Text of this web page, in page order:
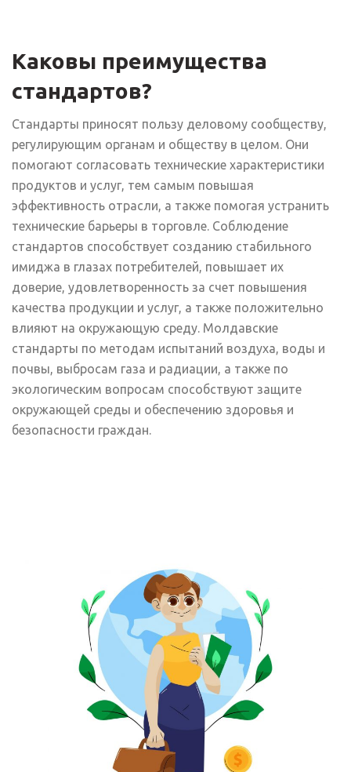
Каковы преимущества
стандартов?
Стандарты приносят пользу деловому сообществу,
регулирующим органам и обществу в целом. Они
помогают согласовать технические характеристики
продуктов и услуг, тем самым повышая
эффективность отрасли, а также помогая устранить
технические барьеры в торговле. Соблюдение
стандартов способствует созданию стабильного
имиджа в глазах потребителей, повышает их
доверие, удовлетворенность за счет повышения
качества продукции и услуг, а также положительно
влияют на окружающую среду. Молдавские
стандарты по методам испытаний воздуха, воды и
почвы, выбросам газа и радиации, а также по
экологическим вопросам способствуют защите
окружающей среды и обеспечению здоровья и
безопасности граждан.